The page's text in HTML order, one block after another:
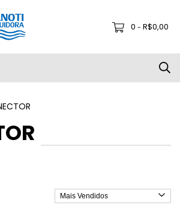
0 - R$0,00